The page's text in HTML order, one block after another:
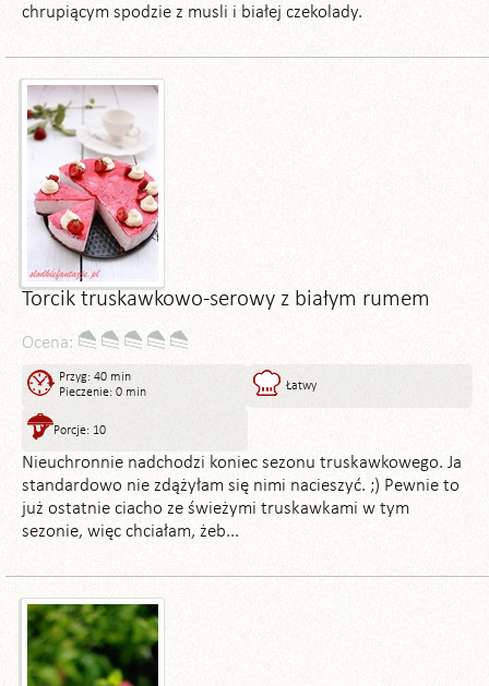
chrupiącym spodzie z musli i białej czekolady.
Torcik truskawkowo-serowy z białym rumem
Ocena:
Przyg: 40 min
Pieczenie: 0 min
Łatwy
Porcje: 10
Nieuchronnie nadchodzi koniec sezonu truskawkowego. Ja
standardowo nie zdążyłam się nimi nacieszyć. ;) Pewnie to
już ostatnie ciacho ze świeżymi truskawkami w tym
sezonie, więc chciałam, żeb...